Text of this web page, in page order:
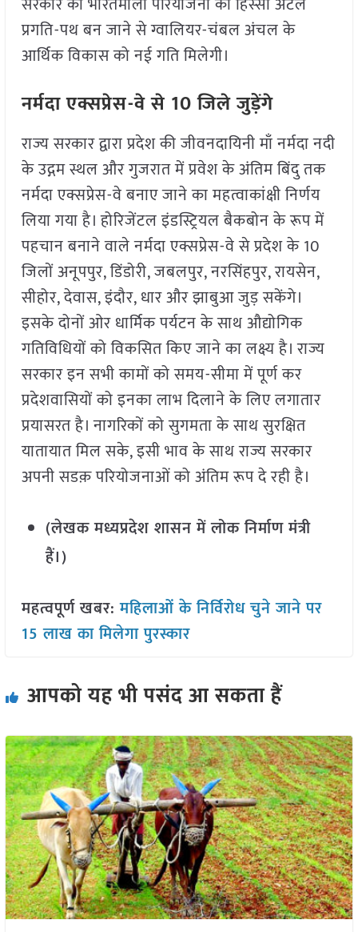
प्रगति-पथ बन जाने से ग्वालियर-चंबल अंचल के
आर्थिक विकास को नई गति मिलेगी।
नर्मदा एक्सप्रेस-वे से 10 जिले जुड़ेंगे
राज्य सरकार द्वारा प्रदेश की जीवनदायिनी माँ नर्मदा नदी
के उद्गम स्थल और गुजरात में प्रवेश के अंतिम बिंदु तक
नर्मदा एक्सप्रेस-वे बनाए जाने का महत्वाकांक्षी निर्णय
लिया गया है। होरिजेंटल इंडस्ट्रियल बैकबोन के रूप में
पहचान बनाने वाले नर्मदा एक्सप्रेस-वे से प्रदेश के 10
जिलों अनूपपुर, डिंडोरी, जबलपुर, नरसिंहपुर, रायसेन,
सीहोर, देवास, इंदौर, धार और झाबुआ जुड़ सकेंगे।
इसके दोनों ओर धार्मिक पर्यटन के साथ औद्योगिक
गतिविधियों को विकसित किए जाने का लक्ष्य है। राज्य
सरकार इन सभी कामों को समय-सीमा में पूर्ण कर
प्रदेशवासियों को इनका लाभ दिलाने के लिए लगातार
प्रयासरत है। नागरिकों को सुगमता के साथ सुरक्षित
यातायात मिल सके, इसी भाव के साथ राज्य सरकार
अपनी सडक़ परियोजनाओं को अंतिम रूप दे रही है।
(लेखक मध्यप्रदेश शासन में लोक निर्माण मंत्री
हैं।)
महत्वपूर्ण खबर:महिलाओं के निर्विरोध चुने जाने पर
15 लाख का मिलेगा पुरस्कार
आपको यह भी पसंद आ सकता हैं